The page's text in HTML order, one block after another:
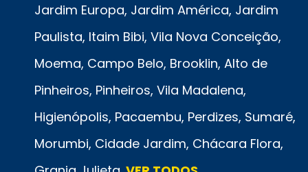
Jardim Europa, Jardim América, Jardim
Paulista, Itaim Bibi, Vila Nova Conceição,
Moema, Campo Belo, Brooklin, Alto de
Pinheiros, Pinheiros, Vila Madalena,
Higienópolis, Pacaembu, Perdizes, Sumaré,
Morumbi, Cidade Jardim, Chácara Flora,